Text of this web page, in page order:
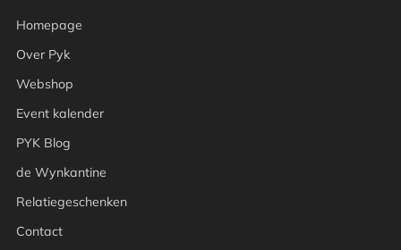
Homepage
Over Pyk
Webshop
Event kalender
PYK Blog
de Wynkantine
Relatiegeschenken
Contact